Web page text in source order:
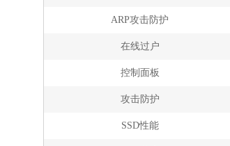
ARP攻击防护
在线过户
控制面板
攻击防护
SSD性能